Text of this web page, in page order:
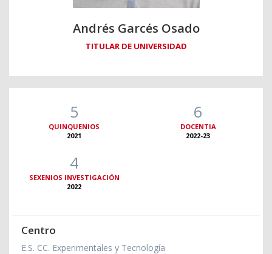
Andrés Garcés Osado
TITULAR DE UNIVERSIDAD
5
QUINQUENIOS
2021
6
DOCENTIA
2022-23
4
SEXENIOS INVESTIGACIÓN
2022
Centro
E.S. CC. Experimentales y Tecnología